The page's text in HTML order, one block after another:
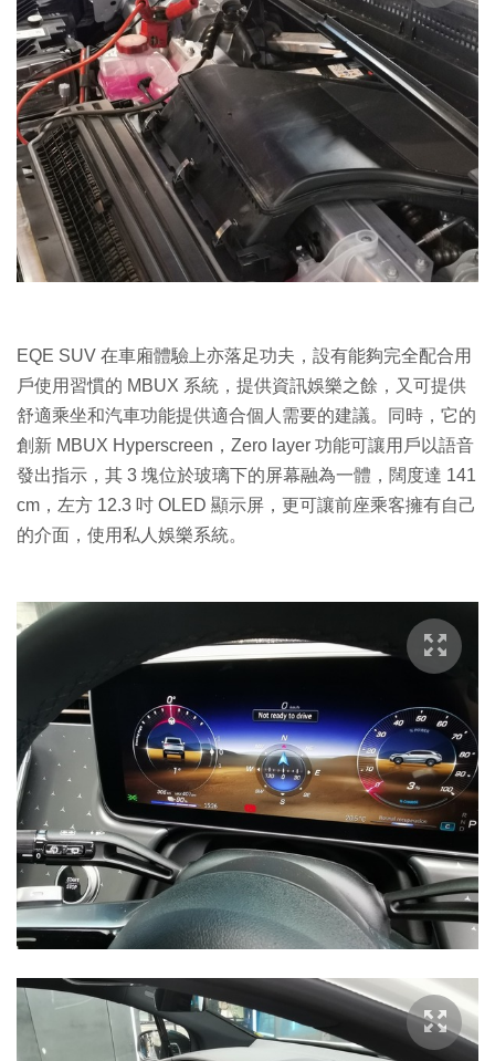
EQE SUV 在車廂體驗上亦落足功夫，設有能夠完全配合用
戶使用習慣的 MBUX 系統，提供資訊娛樂之餘，又可提供
舒適乘坐和汽車功能提供適合個人需要的建議。同時，它的
創新 MBUX Hyperscreen，Zero layer 功能可讓用戶以語音
發出指示，其 3 塊位於玻璃下的屏幕融為一體，闊度達 141
cm，左方 12.3 吋 OLED 顯示屏，更可讓前座乘客擁有自己
的介面，使用私人娛樂系統。